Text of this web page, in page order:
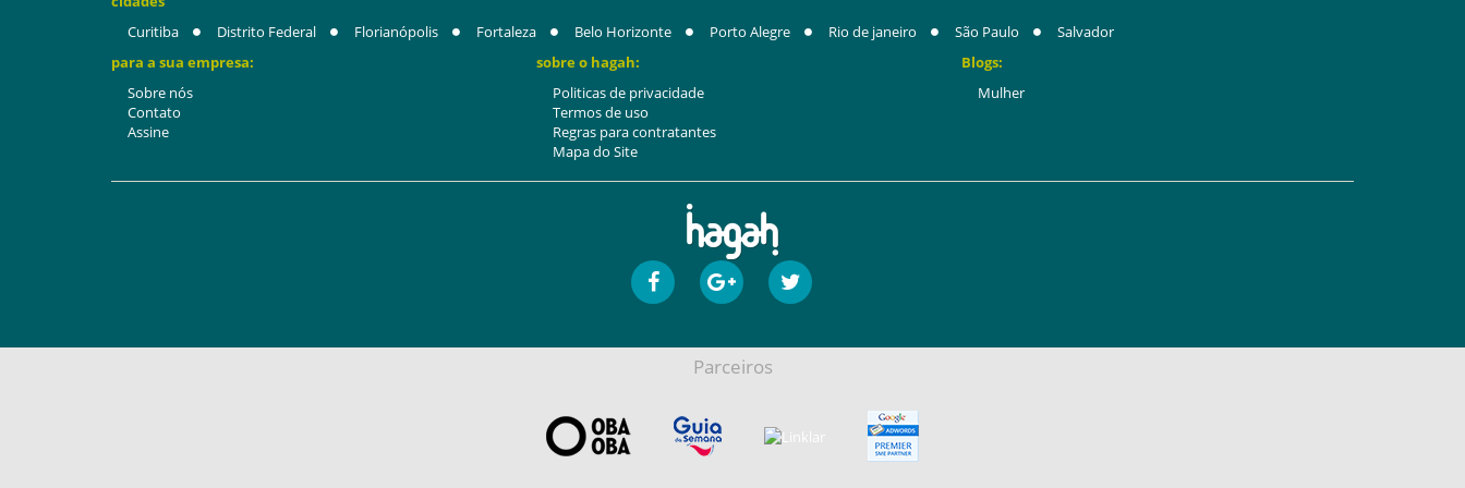
Curitiba
Distrito Federal Florianópolis Fortaleza Belo Horizonte Porto Alegre Rio de janeiro São Paulo
Salvador
para a sua empresa:
Sobre nós
Contato
Assine
sobre o hagah:
Politicas de privacidade
Termos de uso
Regras para contratantes
Mapa do Site
Blogs:
Mulher
Parceiros